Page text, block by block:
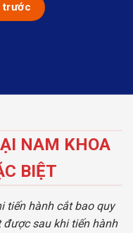
trước
NAM KHOA
BIỆT
tiến hành cắt bao quy
sau khi tiến hành